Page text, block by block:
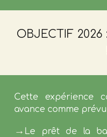
OBJECTIF 2026
Cette expérience
avancecomme
→ Le prêt de la